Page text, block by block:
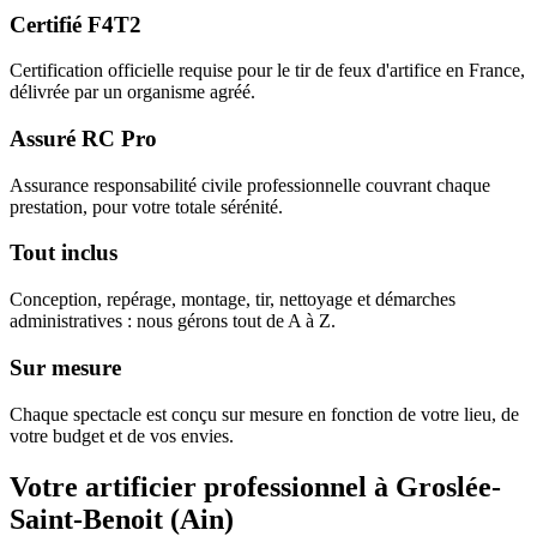
Certifié F4T2
Certification officielle requise pour le tir de feux d'artifice en France,
délivrée par un organisme agréé.
Assuré RC Pro
Assurance responsabilité civile professionnelle couvrant chaque
prestation, pour votre totale sérénité.
Tout inclus
Conception, repérage, montage, tir, nettoyage et démarches
administratives : nous gérons tout de A à Z.
Sur mesure
Chaque spectacle est conçu sur mesure en fonction de votre lieu, de
votre budget et de vos envies.
Votre artificier professionnel à Groslée-
Saint-Benoit (Ain)